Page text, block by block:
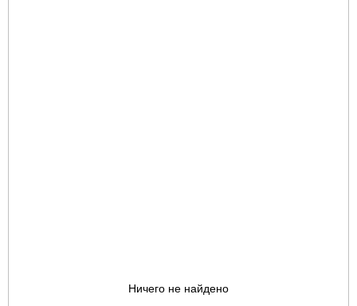
Ничего не найдено